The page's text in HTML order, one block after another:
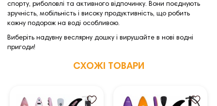
спорту, риболовлі та активного відпочинку. Вони поєднують
зручність, мобільність і високу продуктивність, що робить
кожну подорож на воді особливою.
Виберіть надувну веслярну дошку і вирушайте в нові водні
пригоди!
СХОЖІ ТОВАРИ